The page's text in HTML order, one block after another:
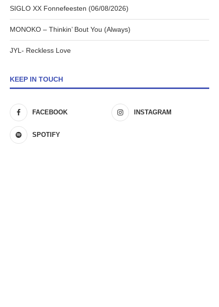
SIGLO XX Fonnefeesten (06/08/2026)
MONOKO – Thinkin’ Bout You (Always)
JYL- Reckless Love
KEEP IN TOUCH
FACEBOOK INSTAGRAM
SPOTIFY